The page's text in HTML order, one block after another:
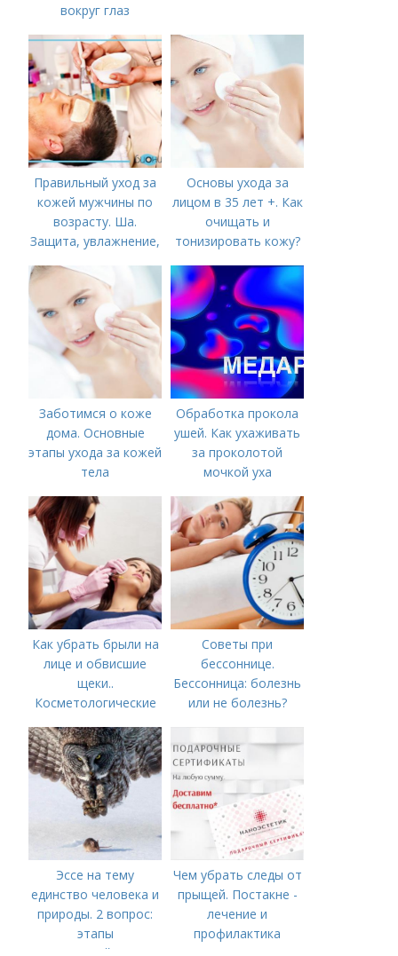
вокруг глаз
Правильный уход за
кожей мужчины по
возрасту. Ша.
Защита, увлажнение,
Основы ухода за
лицом в 35 лет +. Как
очищать и
тонизировать кожу?
Заботимся о коже
дома. Основные
этапы ухода за кожей
тела
Обработка прокола
ушей. Как ухаживать
за проколотой
мочкой уха
Как убрать брыли на
лице и обвисшие
щеки..
Косметологические
Советы при
бессоннице.
Бессонница: болезнь
или не болезнь?
Эссе на тему
единство человека и
природы. 2 вопрос:
этапы
Чем убрать следы от
прыщей. Постакне -
лечение и
профилактика